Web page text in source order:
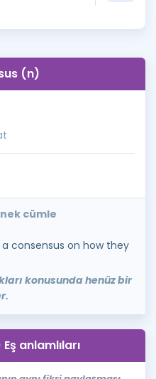
(n)
cümle
consensus on how they
konusunda henüz bir
anlamlıları